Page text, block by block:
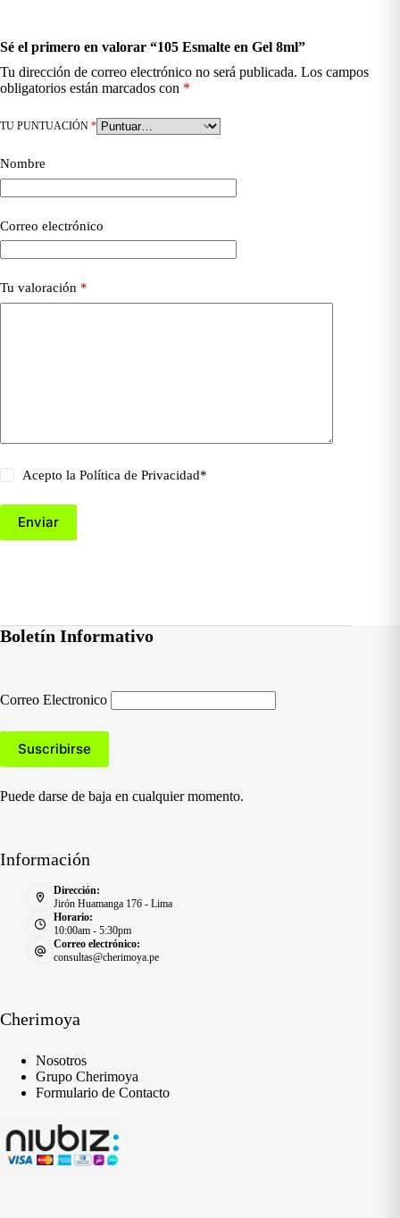
Sé el primero en valorar “105 Esmalte en Gel 8ml”
Tu dirección de correo electrónico no será publicada. Los campos
obligatorios están marcados con *
TU PUNTUACIÓN *
Nombre
Correo electrónico
Tu valoración *
Acepto laPolítica de Privacidad*
Enviar
Boletín Informativo
Correo Electronico
Puede darse de baja en cualquier momento.
Información
Dirección:
Jirón Huamanga 176 - Lima
Horario:
10:00am - 5:30pm
Correo electrónico:
consultas@cherimoya.pe
Cherimoya
Nosotros
Grupo Cherimoya
Formulario de Contacto